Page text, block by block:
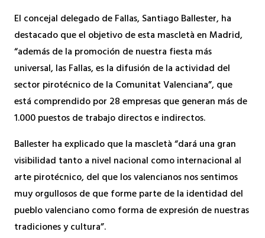
El concejal delegado de Fallas, Santiago Ballester, ha
destacado que el objetivo de esta mascletà en Madrid,
“además de la promoción de nuestra fiesta más
universal, las Fallas, es la difusión de la actividad del
sector pirotécnico de la Comunitat Valenciana”, que
está comprendido por 28 empresas que generan más de
1.000 puestos de trabajo directos e indirectos.
Ballester ha explicado que la mascletà “dará una gran
visibilidad tanto a nivel nacional como internacional al
arte pirotécnico, del que los valencianos nos sentimos
muy orgullosos de que forme parte de la identidad del
pueblo valenciano como forma de expresión de nuestras
tradiciones y cultura”.